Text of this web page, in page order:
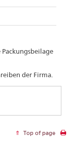
der Firma.
Top of page